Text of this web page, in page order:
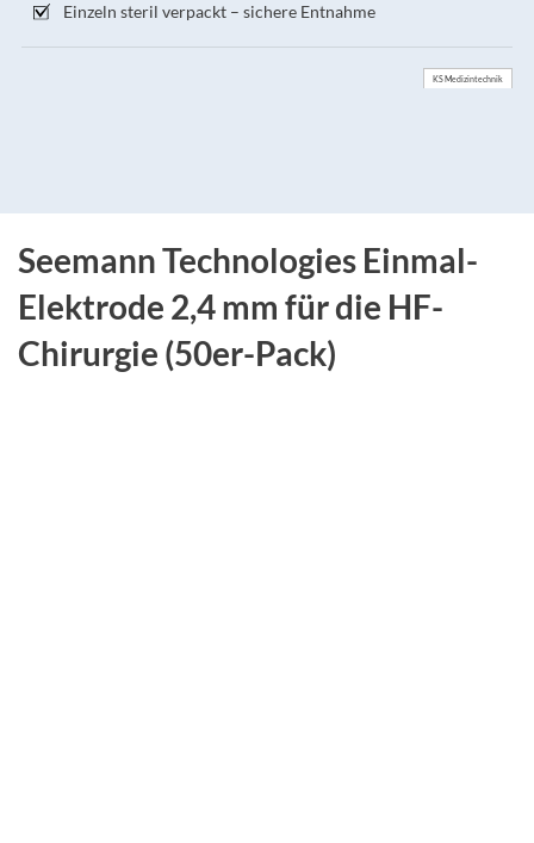
Einzeln steril verpackt – sichere Entnahme
KS Medizintechnik
Seemann Technologies Einmal-
Elektrode 2,4 mm für die HF-
Chirurgie (50er-Pack)